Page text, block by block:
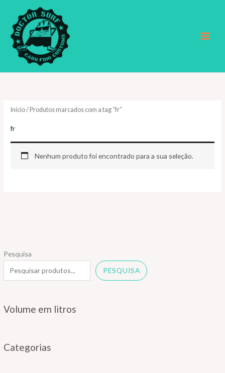
conteúdo
Pesquisa
PESQUISA
Volume em litros
Categorias
Início/ Produtos marcados com a tag “fr”
fr
Nenhum produto foi encontrado para a sua seleção.